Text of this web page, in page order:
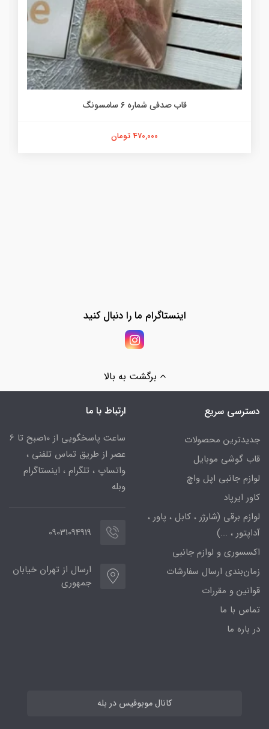
قاب صدفی شماره 6 سامسونگ
470,000 تومان
اینستاگرام ما را دنبال کنید
برگشت به بالا
دسترسی سریع
جدیدترین محصولات
قاب گوشی موبایل
لوازم جانبی اپل واچ
کاور ایرپاد
لوازم برقی (شارژر ، کابل ، پاور ،
آداپتور ، ...)
اکسسوری و لوازم جانبی
زمان‌بندی ارسال سفارشات
قوانین و مقررات
تماس با ما
در باره ما
ارتباط با ما
ساعت پاسخگویی از 10صبح تا 6
عصر از طریق تماس تلفنی ،
واتساپ ، تلگرام ، اینستاگرام
وبله
09031094919
ارسال از تهران خیابان
جمهوری
کانال موبوفیس در بله